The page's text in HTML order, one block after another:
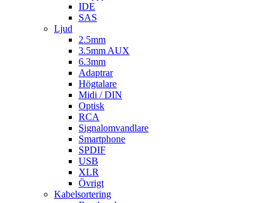
IDE
SAS
Ljud
2.5mm
3.5mm AUX
6.3mm
Adaptrar
Högtalare
Midi / DIN
Optisk
RCA
Signalomvandlare
Smartphone
SPDIF
USB
XLR
Övrigt
Kabelsortering